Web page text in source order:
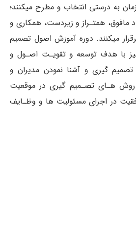
به درستی انتخاب و مطرح میکنند؛
مافوق، همتـراز و زیردست، همکاری و
میکنند. دوره آموزش اصول تصمیم
با هدف توسعه و تقویـت اصـول و
گیری و آشنا نمودن مدیران و
و روش هـای تصـمیم گیری در موقعیت
در اجرای مسئولیت ها و وظـایف